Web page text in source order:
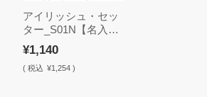
アイリッシュ・セッ
ター_S01N【名入
れ・ステッカー】
¥1,140
( 税込 ¥1,254 )